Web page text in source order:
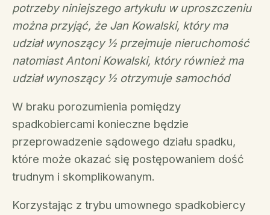
potrzeby niniejszego artykułu w uproszczeniu
można przyjąć, że Jan Kowalski, który ma
udział wynoszący ½ przejmuje nieruchomość
natomiast Antoni Kowalski, który również ma
udział wynoszący ½ otrzymuje samochód
W braku porozumienia pomiędzy
spadkobiercami konieczne będzie
przeprowadzenie sądowego działu spadku,
które może okazać się postępowaniem dość
trudnym i skomplikowanym.
Korzystając z trybu umownego spadkobiercy